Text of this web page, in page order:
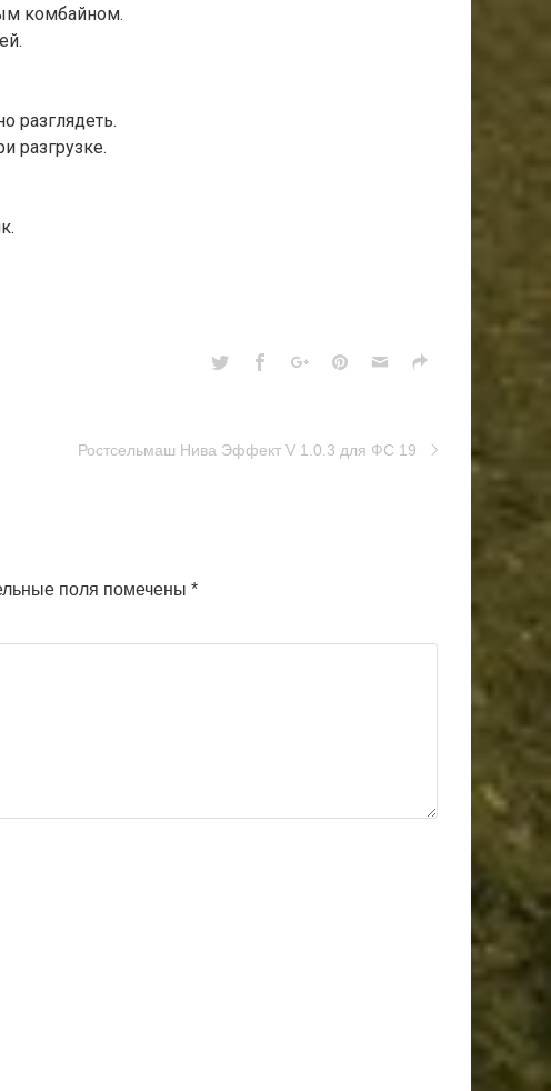
комбайном.
разглядеть.
разгрузке.
Ростсельмаш Нива Эффект V 1.0.3 для ФС 19
поля помечены *